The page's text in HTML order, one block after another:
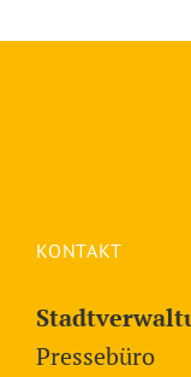
KONTAKT
Pressebüro